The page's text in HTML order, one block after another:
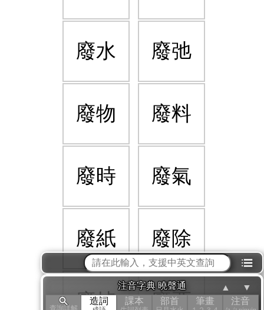
廢水 廢弛
廢物 廢料
廢時 廢氣
廢紙 廢除
廢掉 廢票
⁝☰
注音字典 曉聲通
造詞 課本 部首 筆畫 注音
▲ ▼